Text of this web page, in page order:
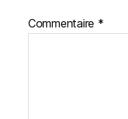
Commentaire *